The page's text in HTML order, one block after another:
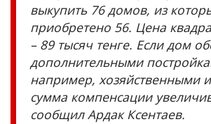
выкупить 76 домов, из
приобретено 56. Цена
– 89 тысяч тенге. Если дом
дополнительными
например, хозяйственными
сумма компенсации
сообщил Ардак Ксентаев.